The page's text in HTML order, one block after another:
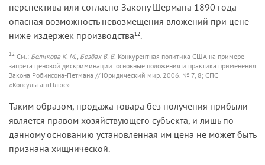
перспектива или согласно Закону Шермана 1890 года
опасная возможность невозмещения вложений при цене
ниже издержек производства12.
12 См.: Беликова К. М., Безбах В. В. Конкурентная политика США на примере
запрета ценовой дискриминации: основные положения и практика применения
Закона Робинсона-Петмана // Юридический мир. 2006. № 7, 8; СПС
«КонсультантПлюс».
Таким образом, продажа товара без получения прибыли
является правом хозяйствующего субъекта, и лишь по
данному основанию установленная им цена не может быть
признана хищнической.